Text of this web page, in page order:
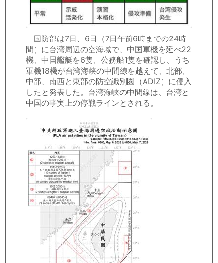
ＩＴ
飲食店情報
国防部は7日、6日（7日午前6時までの24時
間）に台湾周辺の空海域で、中国軍機を延べ22
機、中国艦艇を6隻、公務船1隻を確認し、うち
軍機18機が台湾海峡の中間線を越えて、北部、
中部、南西と東部の防空識別圏（ADIZ）に侵入
したと発表した。台湾海峡の中間線は、台湾と
中国の事実上の停戦ラインとされる。